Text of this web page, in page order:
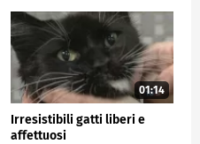
01:14
Irresistibili gatti liberi e
affettuosi